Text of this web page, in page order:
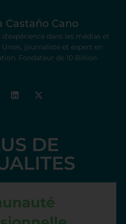
Castaño Cano
d'expérience dans les médias et
Unies, journaliste et expert en
Fondateur de 10 Billion
DE